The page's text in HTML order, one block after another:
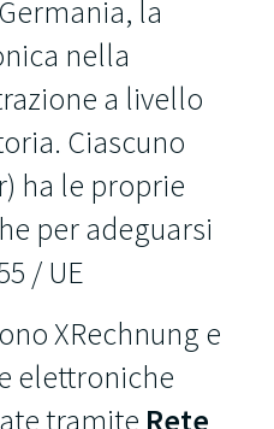
la
nella
a livello
Ciascuno
ha le proprie
per adeguarsi
/ UE
XRechnung e
elettroniche
tramite Rete